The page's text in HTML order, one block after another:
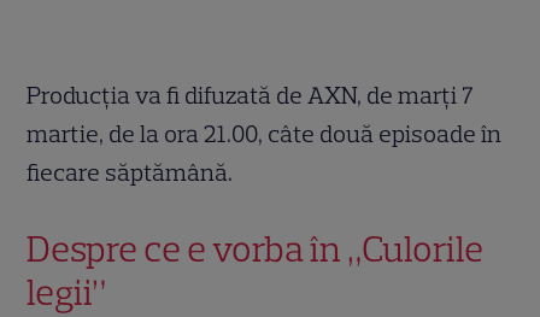
Producția va fi difuzată de AXN, de marți 7
martie, de la ora 21.00, câte două episoade în
fiecare săptămână.
Despre ce e vorba în „Culorile
legii”